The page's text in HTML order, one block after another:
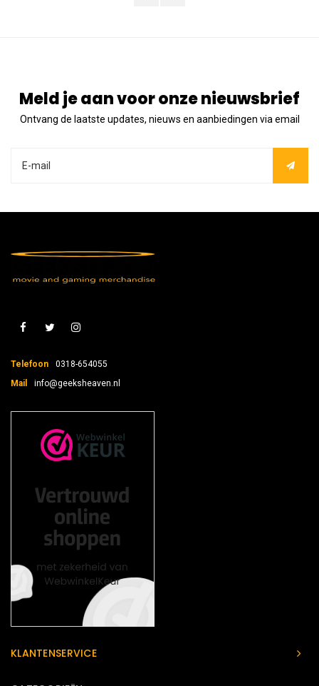
Meld je aan voor onze nieuwsbrief
Ontvang de laatste updates, nieuws en aanbiedingen via email
Telefoon
0318-654055
Mail
info@geeksheaven.nl
KLANTENSERVICE